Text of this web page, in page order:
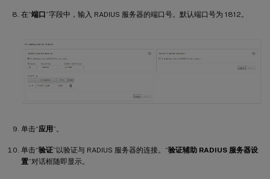
在“端口”字段中，输入 RADIUS 服务器的端口号。默认端口号为 1812。
单击“应用”。
单击“验证”以验证与 RADIUS 服务器的连接。“验证辅助 RADIUS 服务器设
置”对话框随即显示。